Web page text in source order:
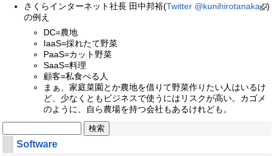
さくらインターネット社長 田中邦裕(Twitter @kunihirotanaka
)
の例え
DC=農地
IaaS=採れたて野菜
PaaS=カット野菜
SaaS=料理
顧客=私食べる人
まぁ、家庭菜園とか農地を借りて野菜作りたい人はいるけ
ど、少なくともビジネスで使うにはリスクが高い。カゴメ
のように、自ら農場を持つ会社もあるけれども。
Software